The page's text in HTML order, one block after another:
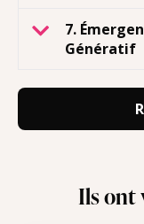
7.
Génératif
Ils ont